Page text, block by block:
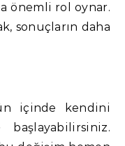
önemli rol oynar.
sonuçların daha
içinde kendini